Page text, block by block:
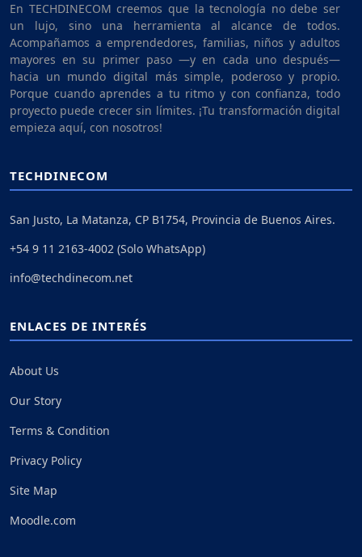
En TECHDINECOM creemos que la tecnología no debe ser
un lujo, sino una herramienta al alcance de todos.
Acompañamos a emprendedores, familias, niños y adultos
mayores en su primer paso —y en cada uno después—
hacia un mundo digital más simple, poderoso y propio.
Porque cuando aprendes a tu ritmo y con confianza, todo
proyecto puede crecer sin límites. ¡Tu transformación digital
empieza aquí, con nosotros!
TECHDINECOM
San Justo, La Matanza, CP B1754, Provincia de Buenos Aires.
+54 9 11 2163-4002 (Solo WhatsApp)
info@techdinecom.net
ENLACES DE INTERÉS
About Us
Our Story
Terms & Condition
Privacy Policy
Site Map
Moodle.com